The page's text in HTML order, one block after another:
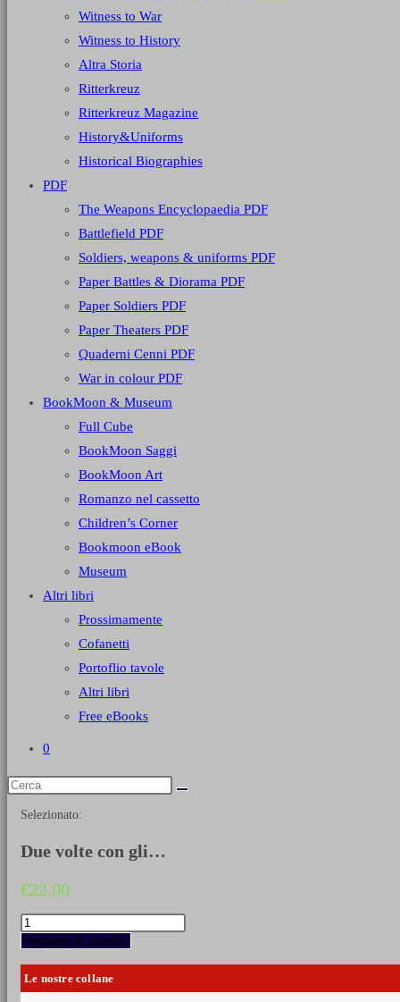
Witness to War
Witness to History
Altra Storia
Ritterkreuz
Ritterkreuz Magazine
History&Uniforms
Historical Biographies
PDF
The Weapons Encyclopaedia PDF
Battlefield PDF
Soldiers, weapons & uniforms PDF
Paper Battles & Diorama PDF
Paper Soldiers PDF
Paper Theaters PDF
Quaderni Cenni PDF
War in colour PDF
BookMoon & Museum
Full Cube
BookMoon Saggi
BookMoon Art
Romanzo nel cassetto
Children’s Corner
Bookmoon eBook
Museum
Altri libri
Prossimamente
Cofanetti
Portoflio tavole
Altri libri
Free eBooks
0
Selezionato:
Due volte con gli…
€22,00
Due
volte
con
gli
Arditi
Aggiungi al carrello
Le nostre collane